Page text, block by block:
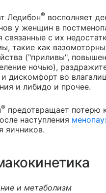
Ледибон® восполняет
у женщин в
связанные с их
такие как
("приливы",
ночью),
и дискомфорт во
и либидо и прочее.
® предотвращает потерю
наступления
яичников.
и метаболизм